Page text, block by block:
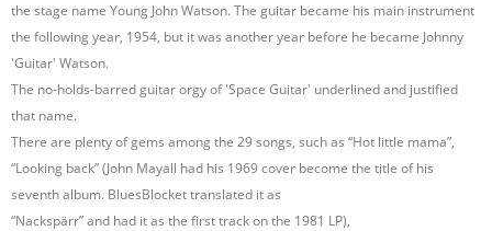
the stage name Young John Watson. The guitar became his main instrument
the following year, 1954, but it was another year before he became Johnny
'Guitar' Watson.
The no-holds-barred guitar orgy of 'Space Guitar' underlined and justified
that name.
There are plenty of gems among the 29 songs, such as “Hot little mama”,
“Looking back” (John Mayall had his 1969 cover become the title of his
seventh album. BluesBlocket translated it as
“Nackspärr” and had it as the first track on the 1981 LP),